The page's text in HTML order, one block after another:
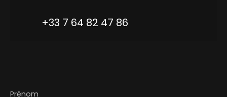
+33 7 64 82 47 86
Prénom